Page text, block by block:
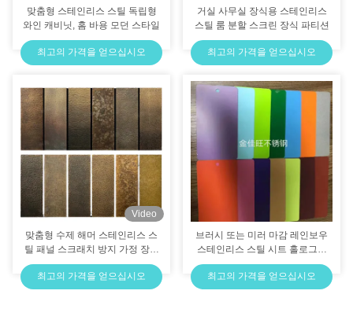
맞춤형 스테인리스 스틸 독립형
와인 캐비닛, 홈 바용 모던 스타일
최고의 가격을 얻으십시오
거실 사무실 장식용 스테인리스
스틸 룸 분할 스크린 장식 파티션
최고의 가격을 얻으십시오
Video
맞춤형 수제 해머 스테인리스 스
틸 패널 스크래치 방지 가정 장식
용
최고의 가격을 얻으십시오
브러시 또는 미러 마감 레인보우
스테인리스 스틸 시트 홀로그래
픽 그라데이션 컬러
최고의 가격을 얻으십시오